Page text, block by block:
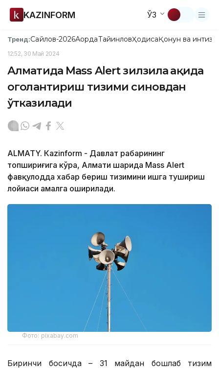
KAZINFORM ЎЗ
Тренд:Сайлов-2026АқордаТайинловҲодисаҚонун ва
12:52, 30 Май 2024
Алматида Mass Alert зилзила ҳақида
огоҳлантириш тизими синовдан
ўтказилади
ALMATY. Кazinform - Давлат раҳбарининг
топшириғига кўра, Алмати шаҳрида Mass Alert
фавқулодда хабар бериш тизимини ишга тушириш
лойиҳаси амалга оширилади.
Фото: pixabay.com
Биринчи босқичда – 31 майдан бошлаб тизим